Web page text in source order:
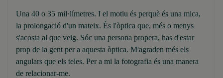
Una 40 o 35 mil·límetres. I el motiu és perquè és una mica,
la prolongació d'un mateix. És l'òptica que, més o menys
s'acosta al que veig. Sóc una persona propera, has d'estar
prop de la gent per a aquesta òptica. M'agraden més els
angulars que els teles. Per a mi la fotografia és una manera
de relacionar-me.